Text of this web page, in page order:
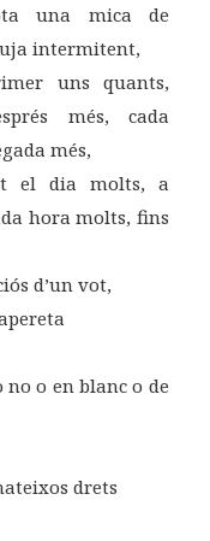
una mica de
intermitent,
uns quants,
més, cada
més,
el dia molts, a
hora molts, fins
d’un vot,
o en blanc o de
drets